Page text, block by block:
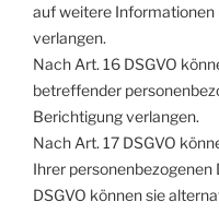
auf weitere Informationen
verlangen.
Nach Art. 16 DSGVO
betreffender
Berichtigung verlangen.
Nach Art. 17 DSGVO
Ihrer
DSGVO können sie